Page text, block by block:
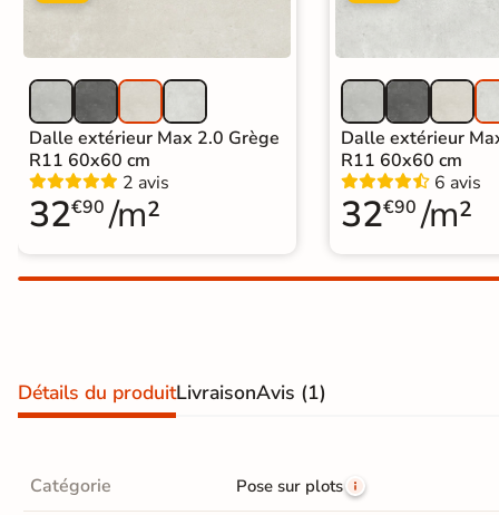
semi-poli
Échantillons gratuits
SIMULATEUR 3D
avant
Utilisez notre simulateur
de carrelage en 3D pour
Dalle extérieur Max 2.0 Grège
R11 60x60 cm
2 avis
32€90 /m²
Dalle extérieur
R11 60x60 cm
6 avis
32€90 /m²
Détails du produitLivraisonAvis (1)
Catégorie Pose sur plots